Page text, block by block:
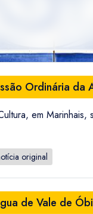
Ordinária da
em Marinhais,
original
de Vale de